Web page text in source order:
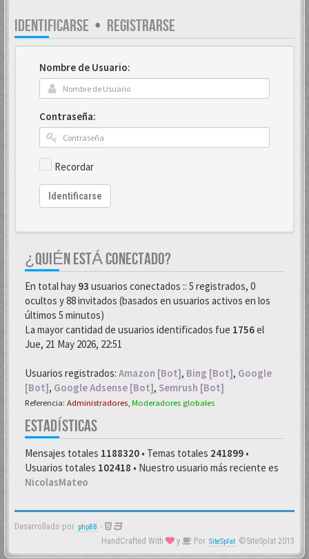
IDENTIFICARSE • REGISTRARSE
Nombre de Usuario:
Contraseña:
Recordar
Identificarse
¿QUIÉN ESTÁ CONECTADO?
En total hay 93 usuarios conectados :: 5 registrados, 0
ocultos y 88 invitados (basados en usuarios activos en los
últimos 5 minutos)
La mayor cantidad de usuarios identificados fue 1756el
Jue, 21 May 2026, 22:51
Usuarios registrados: Amazon [Bot], Bing [Bot], Google
[Bot], Google Adsense [Bot], Semrush [Bot]
Referencia: Administradores Moderadores globales
ESTADÍSTICAS
Mensajes totales 1188320 • Temas totales 241899 •
Usuarios totales 102418 • Nuestro usuario más reciente es
NicolasMateo
Desarrollado por phpBB -
HandCrafted With
y Por SiteSplat ©SiteSplat 2013